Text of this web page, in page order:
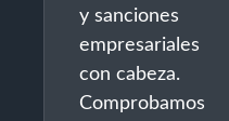
y sanciones
empresariales
con cabeza.
Comprobamos